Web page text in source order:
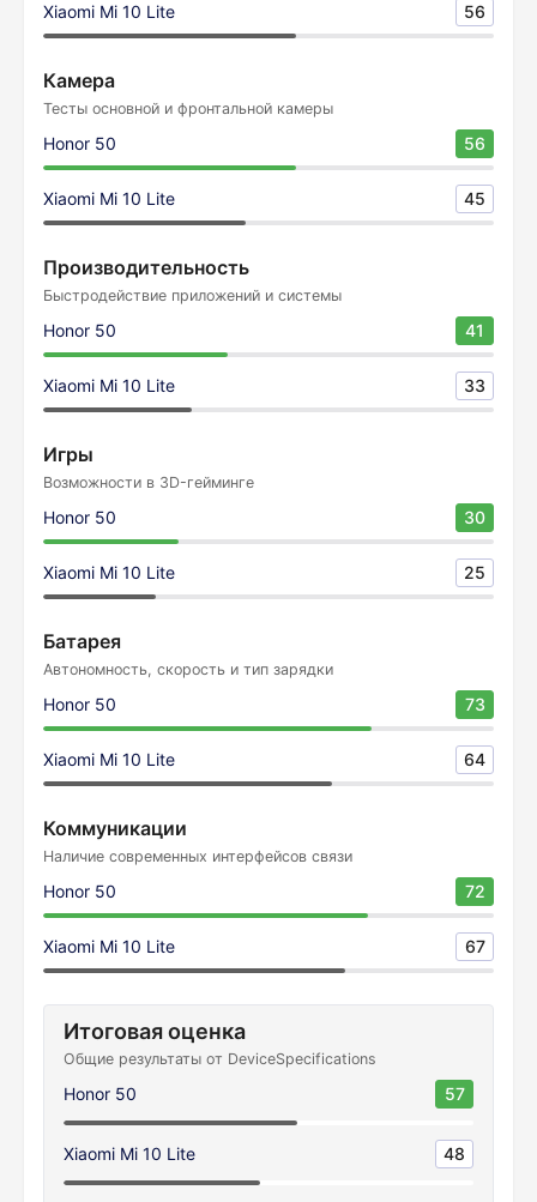
Xiaomi Mi 10 Lite 56
Камера
Тесты основной и фронтальной камеры
Honor 50 56
Xiaomi Mi 10 Lite 45
Производительность
Быстродействие приложений и системы
Honor 50 41
Xiaomi Mi 10 Lite 33
Игры
Возможности в 3D-гейминге
Honor 50 30
Xiaomi Mi 10 Lite 25
Батарея
Автономность, скорость и тип зарядки
Honor 50 73
Xiaomi Mi 10 Lite 64
Коммуникации
Наличие современных интерфейсов связи
Honor 50 72
Xiaomi Mi 10 Lite 67
Итоговая оценка
Общие результаты от DeviceSpecifications
Honor 50 57
Xiaomi Mi 10 Lite 48